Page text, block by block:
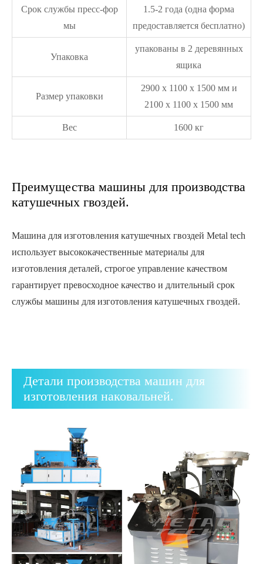
Срок службы пресс-фор
мы
1.5-2 года (одна форма
предоставляется бесплатно)
Упаковка
упакованы в 2 деревянных
ящика
Размер упаковки
2900 x 1100 x 1500 мм и
2100 x 1100 x 1500 мм
Вес 1600 кг
Преимущества машины для производства
катушечных гвоздей.
Машина для изготовления катушечных гвоздей Metal tech
использует высококачественные материалы для
изготовления деталей, строгое управление качеством
гарантирует превосходное качество и длительный срок
службы машины для изготовления катушечных гвоздей.
Детали производства машин для
изготовления наковальней.